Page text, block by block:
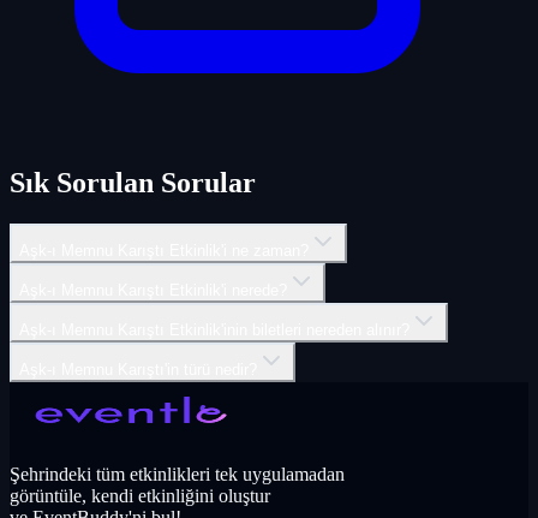
Sık Sorulan Sorular
Şehrindeki tüm etkinlikleri tek uygulamadan
görüntüle, kendi etkinliğini oluştur